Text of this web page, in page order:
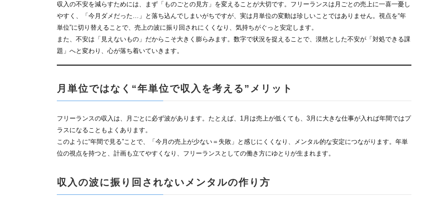
収入の不安を減らすためには、まず「ものごとの見方」を変えることが大切です。フリーランスは月ごとの売上に一喜一憂し
やすく、「今月ダメだった…」と落ち込んでしまいがちですが、実は月単位の変動は珍しいことではありません。視点を“年
単位”に切り替えることで、売上の波に振り回されにくくなり、気持ちがぐっと安定します。
また、不安は「見えないもの」だからこそ大きく膨らみます。数字で状況を捉えることで、漠然とした不安が「対処できる課
題」へと変わり、心が落ち着いていきます。
月単位ではなく“年単位で収入を考える”メリット
フリーランスの収入は、月ごとに必ず波があります。たとえば、1月は売上が低くても、3月に大きな仕事が入れば年間ではプ
ラスになることもよくあります。
このように“年間で見る”ことで、「今月の売上が少ない＝失敗」と感じにくくなり、メンタル的な安定につながります。年単
位の視点を持つと、計画も立てやすくなり、フリーランスとしての働き方にゆとりが生まれます。
収入の波に振り回されないメンタルの作り方